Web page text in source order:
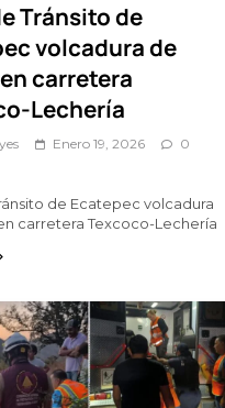
Tránsito de
volcadura de
carretera
Lechería
Enero 19, 2026
0
de Ecatepec volcadura
carretera Texcoco-Lechería